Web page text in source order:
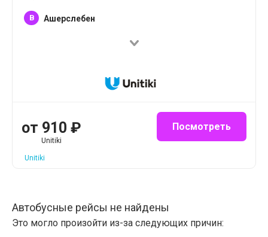
B Ашерслебен
от 910 ₽
Unitiki
Посмотреть
Unitiki
Автобусные рейсы не найдены
Это могло произойти из-за следующих причин: